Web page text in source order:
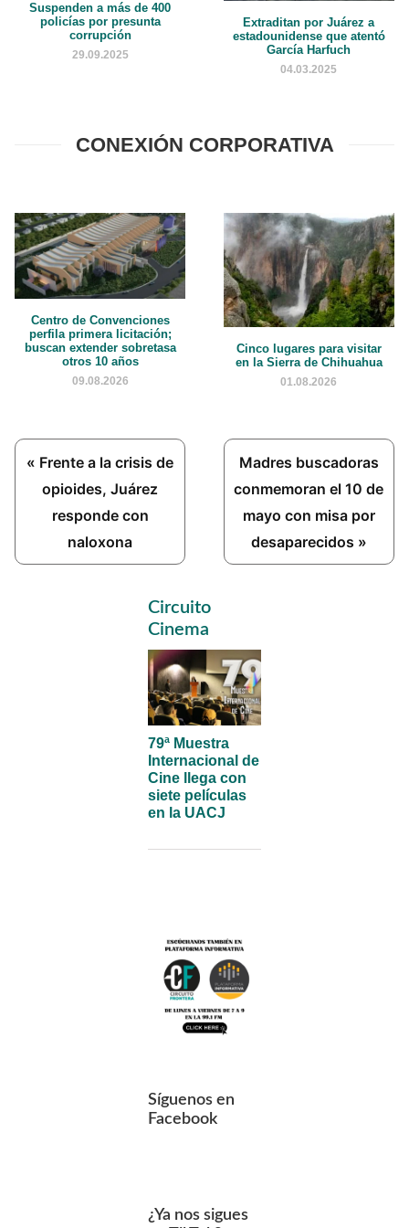
Suspenden a más de 400
policías por presunta
corrupción
29.09.2025
Extraditan por Juárez a
estadounidense que atentó
García Harfuch
04.03.2025
CONEXIÓN CORPORATIVA
Centro de Convenciones
perfila primera licitación;
buscan extender sobretasa
otros 10 años
09.08.2026
Cinco lugares para visitar
en la Sierra de Chihuahua
01.08.2026
Previous
Post:
« Frente a la crisis de
opioides, Juárez
responde con
naloxona
Next
Post:
Madres buscadoras
conmemoran el 10 de
mayo con misa por
desaparecidos »
Primary
Sidebar
Circuito
Cinema
79ª Muestra
Internacional de
Cine llega con
siete películas
en la UACJ
Síguenos en
Facebook
¿Ya nos sigues